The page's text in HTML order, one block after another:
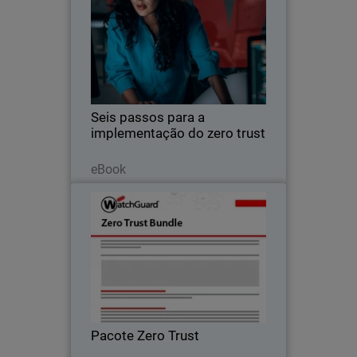
Seis passos para a
implementação do zero trust
eBook
Body
Um guia prático para a verificação
contínua, com uma proteção zero trust
unificada mais fácil de implementar,
gerenciar e escalonar.
Pacote Zero Trust
Pacote Zero Trust
Combine segurança de identidade,
políticas de acesso para fornecer
proteção contínua e operações